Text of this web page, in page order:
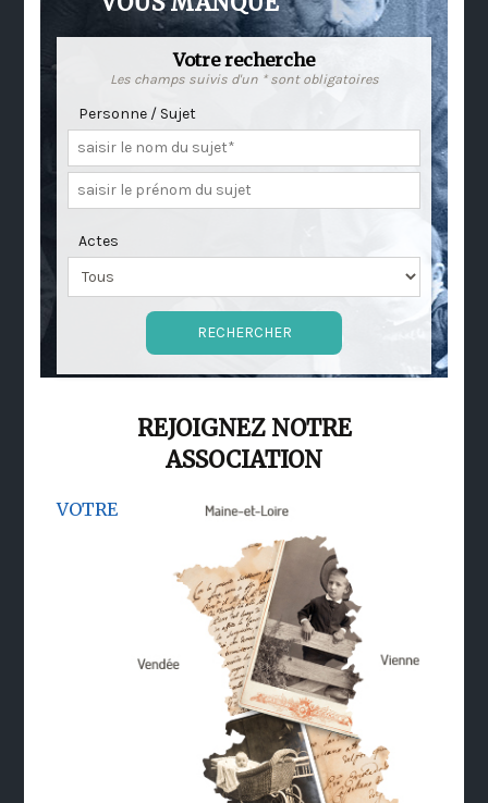
Votre recherche
Les champs suivis d'un * sont obligatoires
Personne / Sujet
Actes
REJOIGNEZ NOTRE
ASSOCIATION
VOTRE